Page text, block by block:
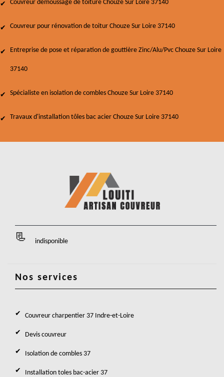
Couvreur démoussage de toiture Chouze Sur Loire 37140
Couvreur pour rénovation de toitur Chouze Sur Loire 37140
Entreprise de pose et réparation de gouttière Zinc/Alu/Pvc Chouze Sur Loire
37140
Spécialiste en isolation de combles Chouze Sur Loire 37140
Travaux d'installation tôles bac acier Chouze Sur Loire 37140
indisponible
Nos services
Couvreur charpentier 37 Indre-et-Loire
Devis couvreur
Isolation de combles 37
Installation toles bac-acier 37